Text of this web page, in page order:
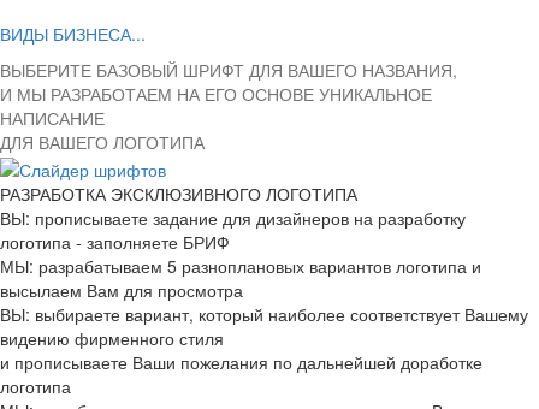
ВИДЫ БИЗНЕСА...
ВЫБЕРИТЕ БАЗОВЫЙ ШРИФТ ДЛЯ ВАШЕГО НАЗВАНИЯ,
И МЫ РАЗРАБОТАЕМ НА ЕГО ОСНОВЕ УНИКАЛЬНОЕ
НАПИСАНИЕ
ДЛЯ ВАШЕГО ЛОГОТИПА
РАЗРАБОТКА ЭКСКЛЮЗИВНОГО ЛОГОТИПА
ВЫ: прописываете задание для дизайнеров на разработку
логотипа - заполняете БРИФ
МЫ: разрабатываем 5 разноплановых вариантов логотипа и
высылаем Вам для просмотра
ВЫ: выбираете вариант, который наиболее соответствует Вашему
видению фирменного стиля
и прописываете Ваши пожелания по дальнейшей доработке
логотипа